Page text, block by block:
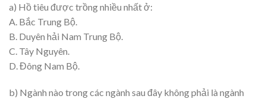
a) Hồ tiêu được trồng nhiều nhất ở:
A. Bắc Trung Bộ.
B. Duyên hải Nam Trung Bộ.
C. Tây Nguyên.
D. Đông Nam Bộ.
b) Ngành nào trong các ngành sau đây không phải là ngành